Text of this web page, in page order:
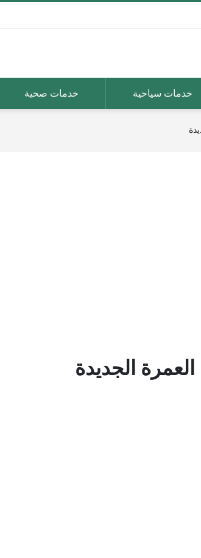
خدمات سياحية خدمات صحية
الجديدة